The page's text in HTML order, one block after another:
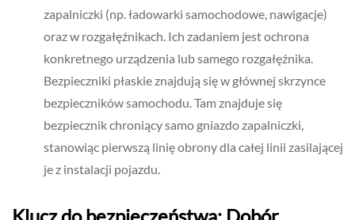
zapalniczki (np. ładowarki samochodowe, nawigacje)
oraz w rozgałęźnikach. Ich zadaniem jest ochrona
konkretnego urządzenia lub samego rozgałęźnika.
Bezpieczniki płaskie znajdują się w głównej skrzynce
bezpieczników samochodu. Tam znajduje się
bezpiecznik chroniący samo gniazdo zapalniczki,
stanowiąc pierwszą linię obrony dla całej linii zasilającej
je z instalacji pojazdu.
Klucz do bezpieczeństwa: Dobór